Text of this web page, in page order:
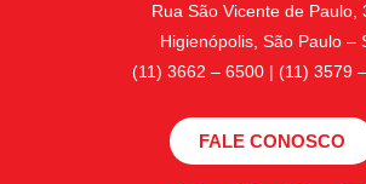
Rua São Vicente de Paulo,
Higienópolis, São Paulo –
(11) 3662 – 6500 | (11) 3579
FALE CONOSCO